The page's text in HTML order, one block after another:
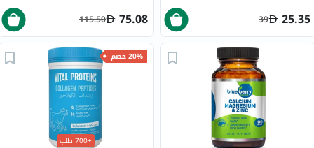
25.35
39
75.08
115.50
20% خصم
+700 طلب